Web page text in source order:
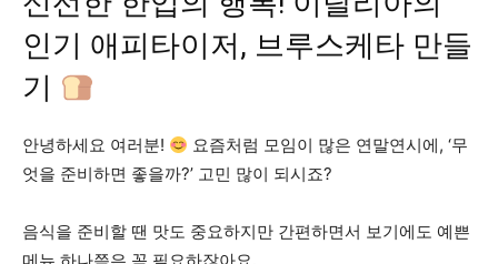
인기 애피타이저, 브루스케타 만들
기
안녕하세요 여러분!
요즘처럼 모임이 많은 연말연시에, ‘무
엇을 준비하면 좋을까?’ 고민 많이 되시죠?
음식을 준비할 땐 맛도 중요하지만 간편하면서 보기에도 예쁜